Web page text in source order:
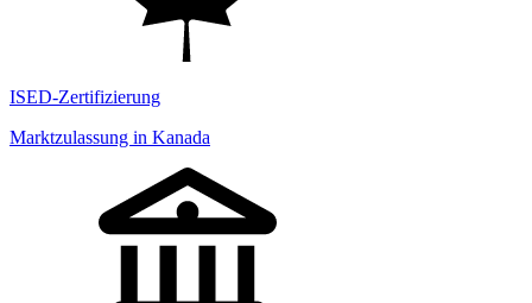
ISED-Zertifizierung
Marktzulassung in Kanada